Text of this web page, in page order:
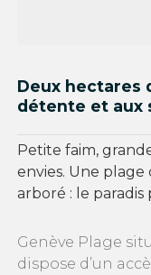
Deux hectares
détente et aux
Petite faim,
envies. Une
arboré : le
Genève Plage
dispose d’un